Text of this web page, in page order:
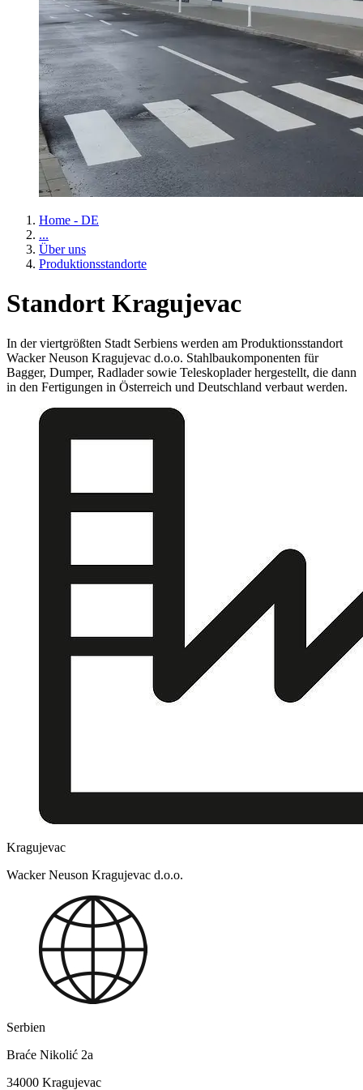
Home - DE
...
Über uns
Produktionsstandorte
Standort Kragujevac
In der viertgrößten Stadt Serbiens werden am Produktionsstandort
Wacker Neuson Kragujevac d.o.o. Stahlbaukomponenten für
Bagger, Dumper, Radlader sowie Teleskoplader hergestellt, die dann
in den Fertigungen in Österreich und Deutschland verbaut werden.
Kragujevac
Wacker Neuson Kragujevac d.o.o.
Serbien
Braće Nikolić 2a
34000 Kragujevac